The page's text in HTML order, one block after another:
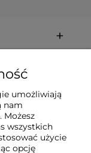
umożliwiają
nam
Możesz
wszystkich
użycie
opcję